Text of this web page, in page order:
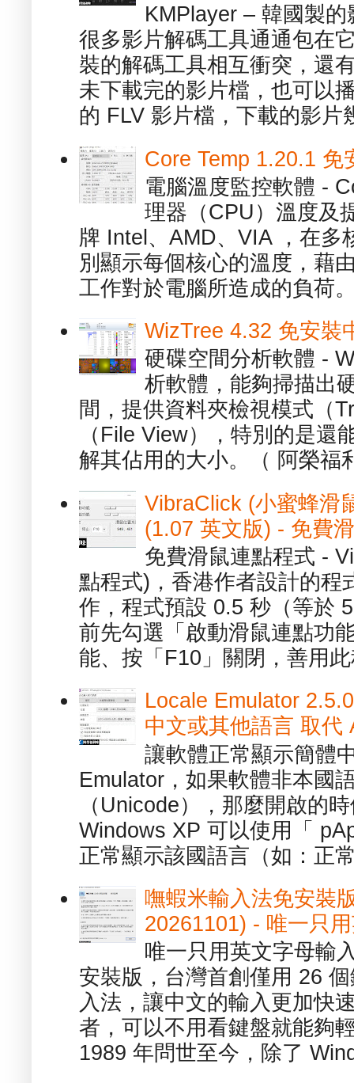
KMPlayer – 韓國製
很多影片解碼工具通通包在
裝的解碼工具相互衝突，還
未下載完的影片檔，也可以
的 FLV 影片檔，下載的影片
Core Temp 1.20.1 免
電腦溫度監控軟體 -
理器（CPU）溫度及
牌 Intel、AMD、VIA ，在多
別顯示每個核心的溫度，藉
工作對於電腦所造成的負荷
WizTree 4.32 免安裝
硬碟空間分析軟體 -
析軟體，能夠掃描出
間，提供資料夾檢視模式（
（File View），特別的是還
解其佔用的大小。（ 阿榮福
VibraClick (小蜜蜂滑
(1.07 英文版) - 免費
免費滑鼠連點程式 -
點程式)，香港作者設計的程
作，程式預設 0.5 秒（等於
前先勾選「啟動滑鼠連點功
能、按「F10」關閉，善用
Locale Emulator
中文或其他語言 取代
讓軟體正常顯示簡體
Emulator，如果軟體非本國
（Unicode），那麼開啟的
Windows XP 可以使用「
正常顯示該國語言（如：正
嘸蝦米輸入法免安裝
20261101) - 唯一只
唯一只用英文字母輸
安裝版，台灣首創僅用 26
入法，讓中文的輸入更加快
者，可以不用看鍵盤就能夠
1989 年問世至今，除了